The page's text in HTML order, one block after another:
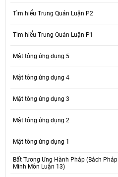
Tìm hiểu Trung Quán Luận P2
Tìm hiểu Trung Quán Luận P1
Mật tông ứng dụng 5
Mật tông ứng dụng 4
Mật tông ứng dụng 3
Mật tông ứng dụng 2
Mật tông ứng dụng 1
Bất Tương Ưng Hành Pháp (Bách Pháp
Minh Môn Luận 13)